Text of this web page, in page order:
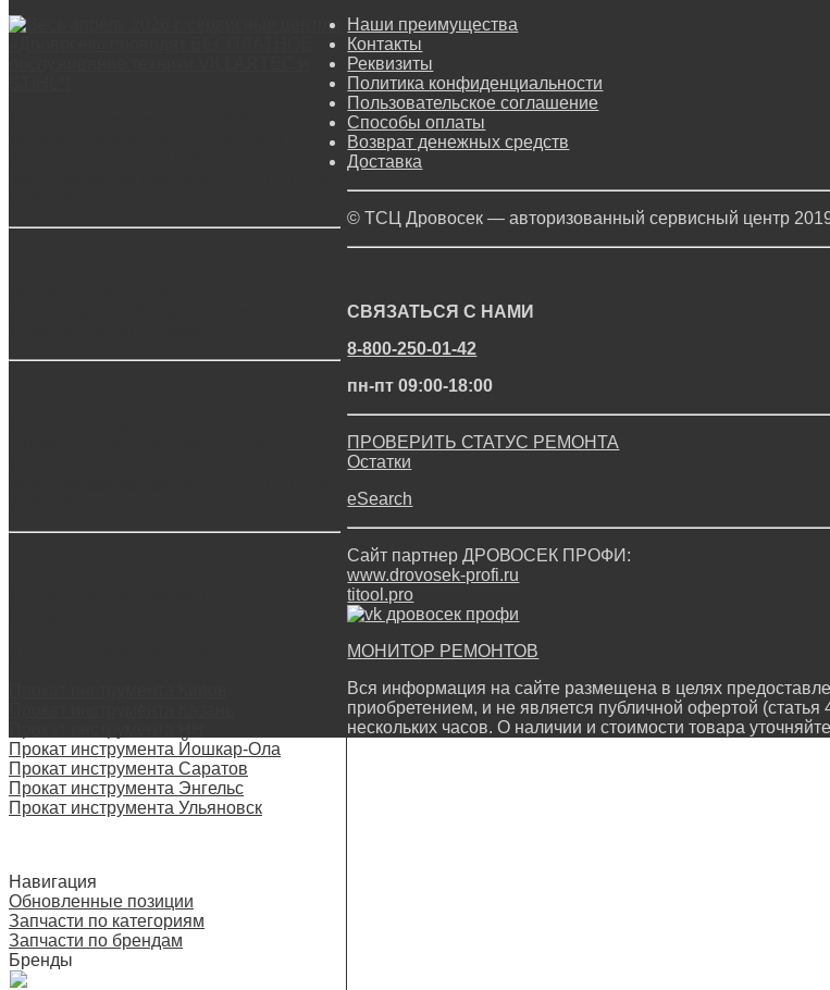
Прокат инструмента Йошкар-Ола
Прокат инструмента Саратов
Прокат инструмента Энгельс
Прокат инструмента Ульяновск
Навигация
Обновленные позиции
Запчасти по категориям
Запчасти по брендам
Бренды
Наши преимущества
Контакты
Реквизиты
Политика конфиденциальности
Пользовательское соглашение
Способы оплаты
Возврат денежных средств
Доставка
© ТСЦ Дровосек — авторизованный сервисный центр
СВЯЗАТЬСЯ С НАМИ
8-800-250-01-42
пн-пт 09:00-18:00
ПРОВЕРИТЬ СТАТУС РЕМОНТА
Остатки
eSearch
Сайт партнер ДРОВОСЕК ПРОФИ:
www.drovosek-profi.ru
titool.pro
МОНИТОР РЕМОНТОВ
Вся информация на сайте размещена в целях
приобретением, и не является публичной офертой
нескольких часов. О наличии и стоимости товара